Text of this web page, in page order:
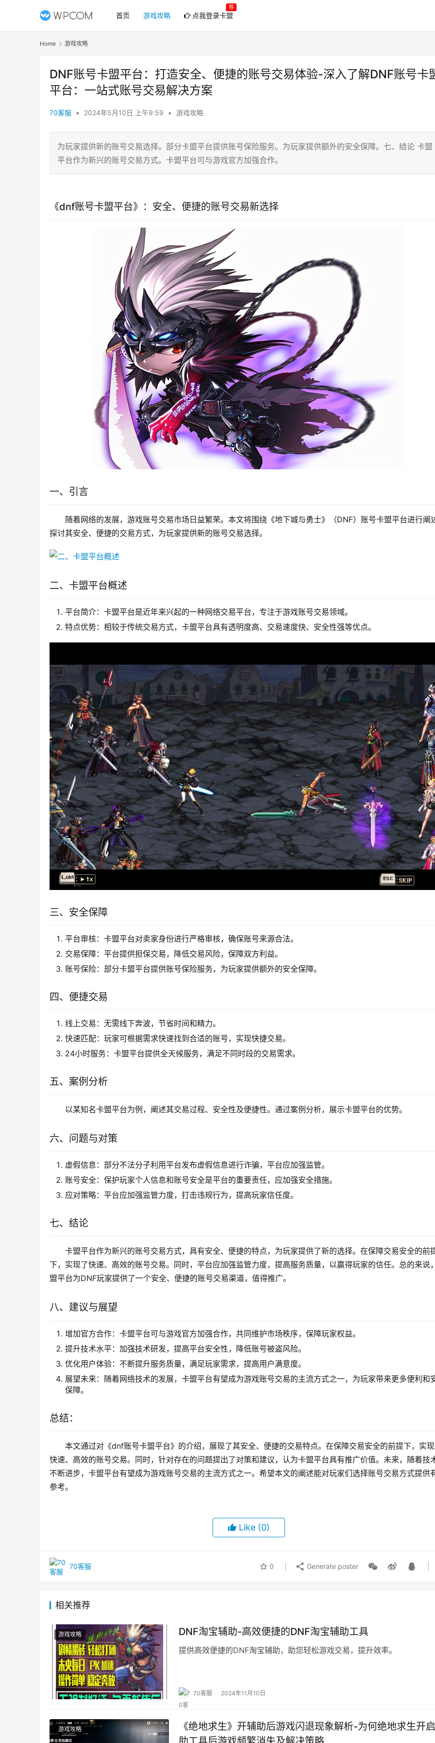
首页 游戏攻略 点我登录卡盟
荐
Home 游戏攻略
DNF账号卡盟平台：打造安全、便捷的账号交易体验-深入了解DNF账号卡
平台：一站式账号交易解决方案
70客服 • 2024年5月10日 上午9:59 • 游戏攻略
为玩家提供新的账号交易选择。部分卡盟平台提供账号保险服务。为玩家提供额外的安全保障。七、结论 卡盟
平台作为新兴的账号交易方式。卡盟平台可与游戏官方加强合作。
《dnf账号卡盟平台》：安全、便捷的账号交易新选择
一、引言
随着网络的发展，游戏账号交易市场日益繁荣。本文将围绕《地下城与勇士》（DNF）账号卡盟平台进行阐
探讨其安全、便捷的交易方式，为玩家提供新的账号交易选择。
二、卡盟平台概述
平台简介：卡盟平台是近年来兴起的一种网络交易平台，专注于游戏账号交易领域。
特点优势：相较于传统交易方式，卡盟平台具有透明度高、交易速度快、安全性强等优点。
三、安全保障
平台审核：卡盟平台对卖家身份进行严格审核，确保账号来源合法。
交易保障：平台提供担保交易，降低交易风险，保障双方利益。
账号保险：部分卡盟平台提供账号保险服务，为玩家提供额外的安全保障。
四、便捷交易
线上交易：无需线下奔波，节省时间和精力。
快速匹配：玩家可根据需求快速找到合适的账号，实现快捷交易。
24小时服务：卡盟平台提供全天候服务，满足不同时段的交易需求。
五、案例分析
以某知名卡盟平台为例，阐述其交易过程、安全性及便捷性。通过案例分析，展示卡盟平台的优势。
六、问题与对策
虚假信息：部分不法分子利用平台发布虚假信息进行诈骗，平台应加强监管。
账号安全：保护玩家个人信息和账号安全是平台的重要责任，应加强安全措施。
应对策略：平台应加强监管力度，打击违规行为，提高玩家信任度。
七、结论
卡盟平台作为新兴的账号交易方式，具有安全、便捷的特点，为玩家提供了新的选择。在保障交易安全的前
下，实现了快速、高效的账号交易。同时，平台应加强监管力度，提高服务质量，以赢得玩家的信任。总的来说
盟平台为DNF玩家提供了一个安全、便捷的账号交易渠道，值得推广。
八、建议与展望
增加官方合作：卡盟平台可与游戏官方加强合作，共同维护市场秩序，保障玩家权益。
提升技术水平：加强技术研发，提高平台安全性，降低账号被盗风险。
优化用户体验：不断提升服务质量，满足玩家需求，提高用户满意度。
展望未来：随着网络技术的发展，卡盟平台有望成为游戏账号交易的主流方式之一，为玩家带来更多便利和
保障。
总结：
本文通过对《dnf账号卡盟平台》的介绍，展现了其安全、便捷的交易特点。在保障交易安全的前提下，实
快速、高效的账号交易。同时，针对存在的问题提出了对策和建议，认为卡盟平台具有推广价值。未来，随着技
不断进步，卡盟平台有望成为游戏账号交易的主流方式之一。希望本文的阐述能对玩家们选择账号交易方式提供
参考。
Like (0)
70客服 0 Generate poster
相关推荐
游戏攻略 DNF淘宝辅助-高效便捷的DNF淘宝辅助工具
提供高效便捷的DNF淘宝辅助，助您轻松游戏交易，提升效率。
70客服 2024年11月10日
游戏攻略
《绝地求生》开辅助后游戏闪退现象解析-为何绝地求生开